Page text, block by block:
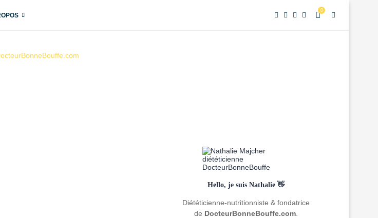
0
Hello, je suis Nathalie 👋
Diététicienne-nutritionniste & fondatrice
de DocteurBonneBouffe.com